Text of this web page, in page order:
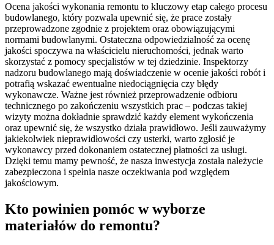
Ocena jakości wykonania remontu to kluczowy etap całego procesu
budowlanego, który pozwala upewnić się, że prace zostały
przeprowadzone zgodnie z projektem oraz obowiązującymi
normami budowlanymi. Ostateczna odpowiedzialność za ocenę
jakości spoczywa na właścicielu nieruchomości, jednak warto
skorzystać z pomocy specjalistów w tej dziedzinie. Inspektorzy
nadzoru budowlanego mają doświadczenie w ocenie jakości robót i
potrafią wskazać ewentualne niedociągnięcia czy błędy
wykonawcze. Ważne jest również przeprowadzenie odbioru
technicznego po zakończeniu wszystkich prac – podczas takiej
wizyty można dokładnie sprawdzić każdy element wykończenia
oraz upewnić się, że wszystko działa prawidłowo. Jeśli zauważymy
jakiekolwiek nieprawidłowości czy usterki, warto zgłosić je
wykonawcy przed dokonaniem ostatecznej płatności za usługi.
Dzięki temu mamy pewność, że nasza inwestycja została należycie
zabezpieczona i spełnia nasze oczekiwania pod względem
jakościowym.
Kto powinien pomóc w wyborze
materiałów do remontu?